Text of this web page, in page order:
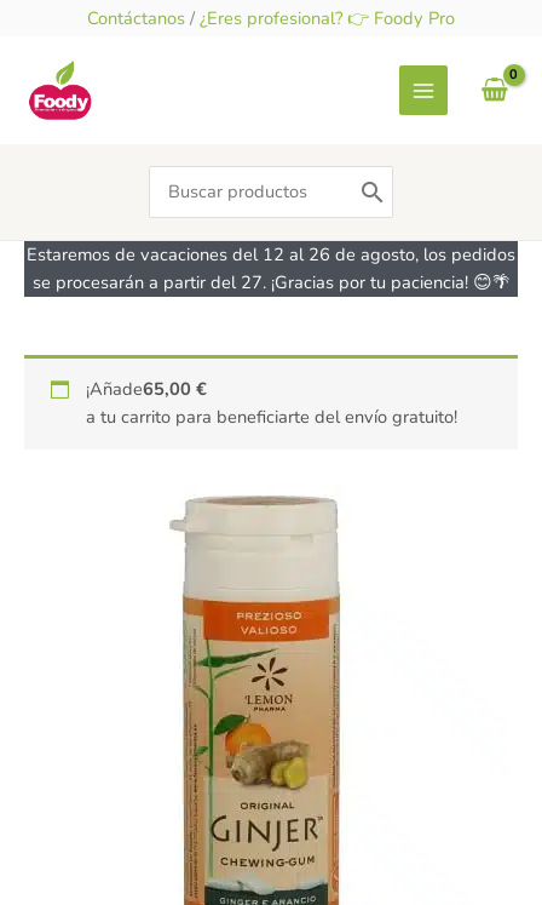
contenido
Contáctanos / ¿Eres profesional? 👉 Foody Pro
Search
for:
Estaremos de vacaciones del 12 al 26 de agosto, los pedidos
se procesarán a partir del 27. ¡Gracias por tu paciencia! 😊🌴
¡Añade65,00€
a tu carrito para beneficiarte del envío gratuito!
Chicles
Ginjer
Naranja